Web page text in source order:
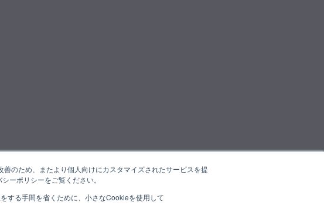
のため、またより個人向けにカスタマイズされたサービスを提
ーポリシーをご覧ください。
する手間を省くために、小さなCookieを使用して